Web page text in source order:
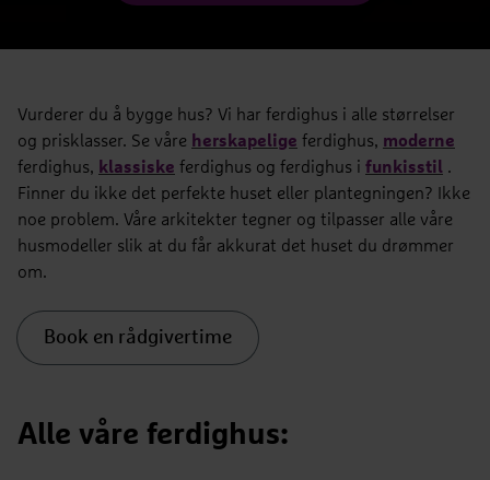
Vurderer du å bygge hus? Vi har ferdighus i alle størrelser
og prisklasser. Se våre herskapelige ferdighus, moderne
ferdighus, klassiske ferdighus og ferdighus i funkisstil .
Finner du ikke det perfekte huset eller plantegningen? Ikke
noe problem. Våre arkitekter tegner og tilpasser alle våre
husmodeller slik at du får akkurat det huset du drømmer
om.
Book en rådgivertime
Alle våre ferdighus: